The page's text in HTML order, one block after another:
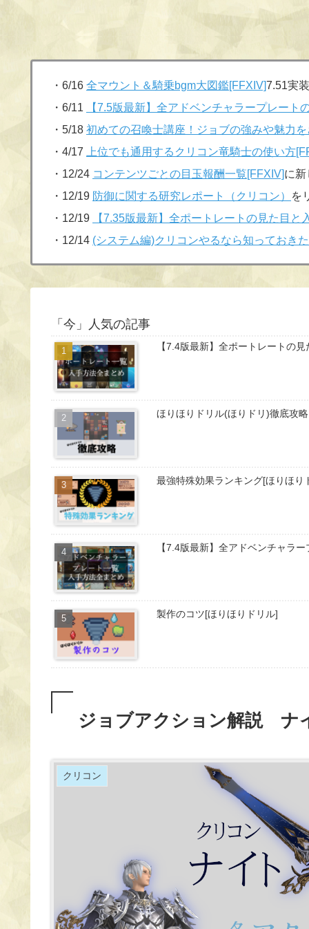
・6/16 全マウント＆騎乗bgm大図鑑[FFXIV]7.51実
・6/11
【7.5版最新】全アドベンチャラープレート
・5/18 初めての召喚士講座！ジョブの強みや魅力
・4/17
上位でも通用するクリコン竜騎士の使い方
・12/24 コンテンツごとの目玉報酬一覧[FFXIV]に
・12/19 防御に関する研究レポート（クリコン）
を
・12/19
【7.35版最新】全ポートレートの見た目と
・12/14 (システム編)クリコンやるなら知っておき
「今」人気の記事
【7.4版最新】全ポートレートの
ほりほりドリル(ほりドリ)徹底攻略
最強特殊効果ランキング[ほりほり
【7.4版最新】全アドベンチャラ
製作のコツ[ほりほりドリル]
ジョブアクション解説 ナ
クリコン